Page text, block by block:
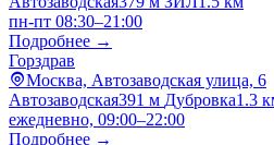
пн-пт 08:30–21:00
Подробнее →
Горздрав
Москва, Автозаводская улица, 6
Автозаводская391 м Дубровка1.3
ежедневно, 09:00–22:00
Подробнее →